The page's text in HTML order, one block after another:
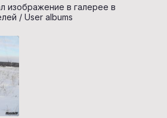
изображение в галерее в
/ User albums